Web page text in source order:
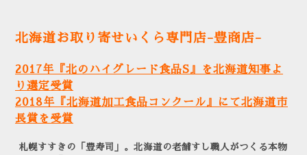
北海道お取り寄せいくら専門店-豊商店-
2017年『北のハイグレード食品S』を北海道知事よ
り選定受賞
2018年『北海道加工食品コンクール』にて北海道市
長賞を受賞
札幌すすきの「豊寿司」。北海道の老舗すし職人がつくる本物